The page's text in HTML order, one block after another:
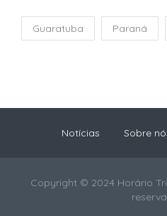
Guaratuba Paraná
Notícias Sobre
Copyright © 2024 Horário